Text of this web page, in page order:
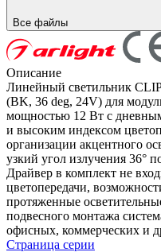
Все файлы
Описание
Линейный светильник
(BK, 36 deg, 24V) для
мощностью 12 Вт с
и высоким индексом
организации акцентного
узкий угол излучения 36°
Драйвер в комплект не
цветопередачи,
протяженные
подвесного монтажа
офисных, коммерческих и
Страница серии